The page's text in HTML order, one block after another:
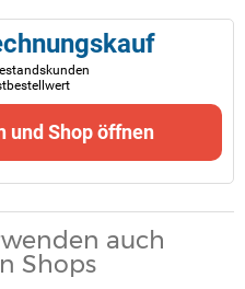
und Shop öffnen
auch
Shops